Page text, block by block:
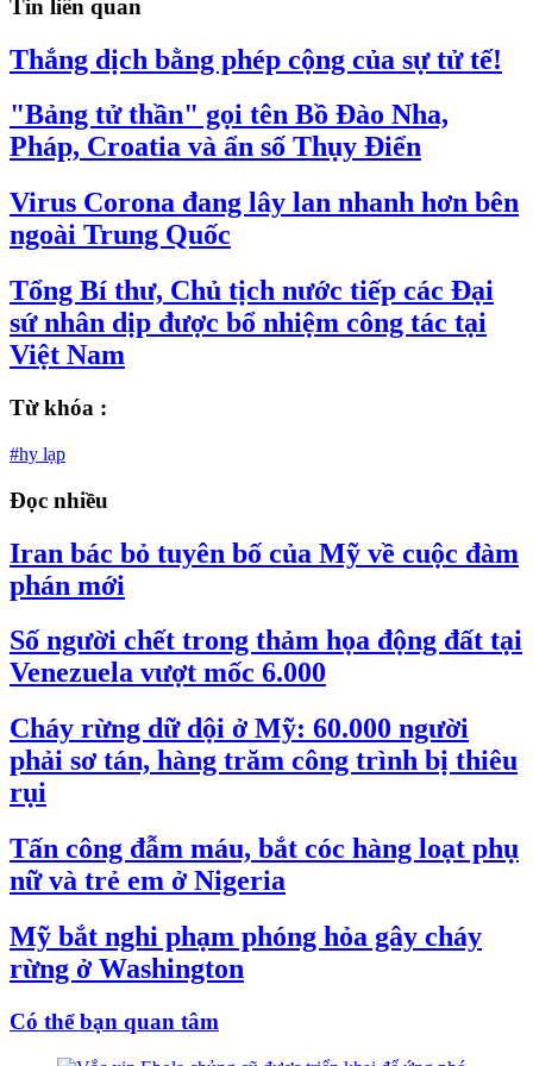
Tin liên quan
Thắng dịch bằng phép cộng của sự tử tế!
"Bảng tử thần" gọi tên Bồ Đào Nha,
Pháp, Croatia và ẩn số Thụy Điển
Virus Corona đang lây lan nhanh hơn bên
ngoài Trung Quốc
Tổng Bí thư, Chủ tịch nước tiếp các Đại
sứ nhân dịp được bổ nhiệm công tác tại
Việt Nam
Từ khóa :
#hy lạp
Đọc nhiều
Iran bác bỏ tuyên bố của Mỹ về cuộc đàm
phán mới
Số người chết trong thảm họa động đất tại
Venezuela vượt mốc 6.000
Cháy rừng dữ dội ở Mỹ: 60.000 người
phải sơ tán, hàng trăm công trình bị thiêu
rụi
Tấn công đẫm máu, bắt cóc hàng loạt phụ
nữ và trẻ em ở Nigeria
Mỹ bắt nghi phạm phóng hỏa gây cháy
rừng ở Washington
Có thể bạn quan tâm